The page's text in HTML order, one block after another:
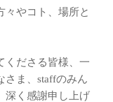
々やコト、場所と
くださる皆様、一
さま、staffのみん
深く感謝申し上げ